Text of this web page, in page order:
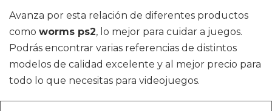
Avanza por esta relación de diferentes productos
como worms ps2, lo mejor para cuidar a juegos.
Podrás encontrar varias referencias de distintos
modelos de calidad excelente y al mejor precio para
todo lo que necesitas para videojuegos.